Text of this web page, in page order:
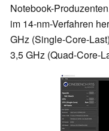
Notebook-
im 14-nm-Verfahren
GHz (Single-Core-
3,5 GHz (Quad-Core-